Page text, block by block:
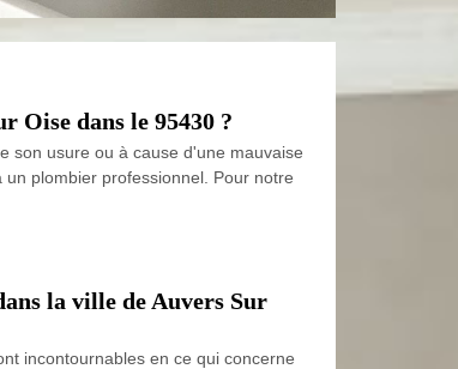
Oise dans le 95430 ?
son usure ou à cause d'une mauvaise
plombier professionnel. Pour notre
la ville de Auvers Sur
incontournables en ce qui concerne